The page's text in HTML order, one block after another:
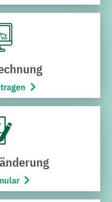
ergänzt die
Carsharing-Angebot
(KVV) hat seine App
um ein weiteres
für Verkehr
Startschuss in Graben-
Tages die beteiligten